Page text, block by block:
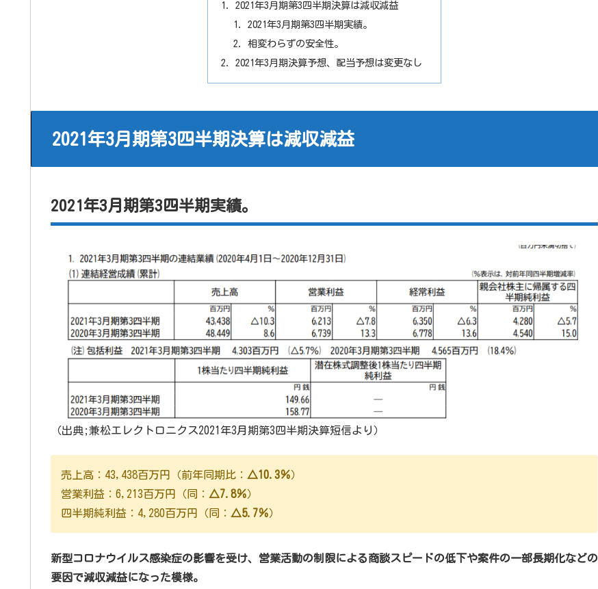
2021年3月期第3四半期決算は減収減益
2021年3月期第3四半期実績。
相変わらずの安全性。
2021年3月期決算予想、配当予想は変更なし
2021年3月期第3四半期決算は減収減益
2021年3月期第3四半期実績。
（出典;兼松エレクトロニクス2021年3月期第3四半期決算短信より）
売上高：43,438百万円（前年同期比： △10.3％）
営業利益：6,213百万円（同： △7.8％）
四半期純利益：4,280百万円（同： △5.7％）
新型コロナウイルス感染症の影響を受け、営業活動の制限による商談スピードの低下や案件の一部長期化などの
要因で減収減益になった模様。